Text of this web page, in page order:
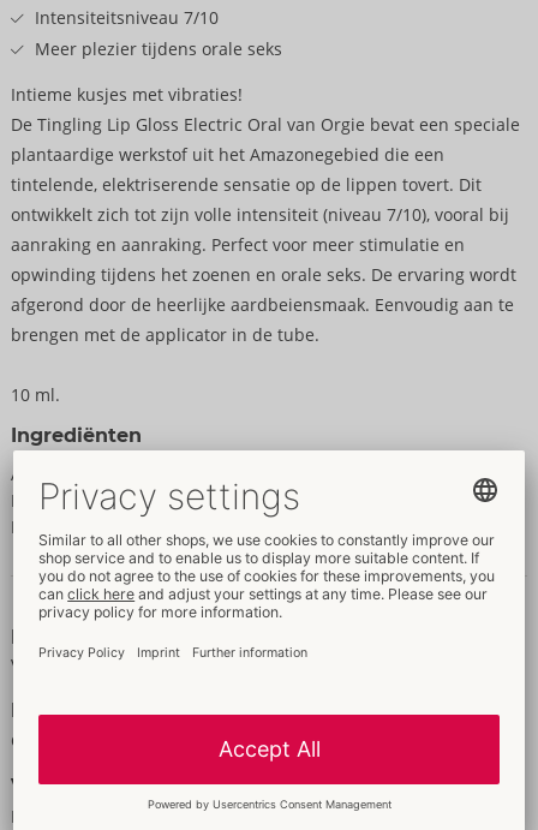
Intensiteitsniveau 7/10
Meer plezier tijdens orale seks
Intieme kusjes met vibraties!
De Tingling Lip Gloss Electric Oral van Orgie bevat een speciale
plantaardige werkstof uit het Amazonegebied die een
tintelende, elektriserende sensatie op de lippen tovert. Dit
ontwikkelt zich tot zijn volle intensiteit (niveau 7/10), vooral bij
aanraking en aanraking. Perfect voor meer stimulatie en
opwinding tijdens het zoenen en orale seks. De ervaring wordt
afgerond door de heerlijke aardbeiensmaak. Eenvoudig aan te
brengen met de applicator in de tube.
10 ml.
Ingrediënten
Aqua, Glycerin, Sorbitol, Polysorbate 80, Aroma, Carbomer,
Benzyl Alcohol, Sodium Benzoate, Acmella Oleracea Extract,
Potassium Sorbate, Amninomethyl Propanol, Sucralose
Gegevens en kenmerken
Kenmerken
Voor vrouwen
Formaat
Gewicht:
Verpakking
Breedte: